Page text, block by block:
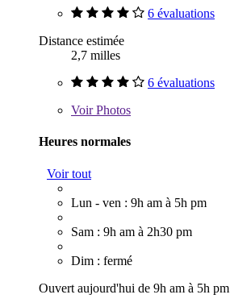
6 évaluations
Distance estimée
2,7 milles
6 évaluations
VoirPhotos
Heures normales
Voir tout
Lun - ven : 9h am à 5h pm
Sam : 9h am à 2h30 pm
Dim : fermé
Ouvert aujourd'hui de 9h am à 5h pm